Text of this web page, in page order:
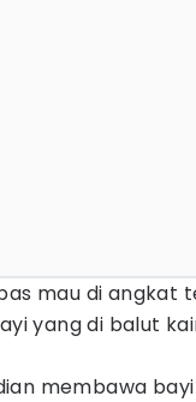
mau di angkat
yang di balut
membawa